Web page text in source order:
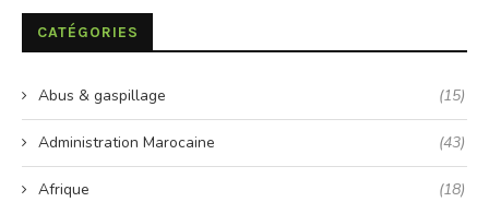
CATÉGORIES
Abus & gaspillage (15)
Administration Marocaine (43)
Afrique (18)